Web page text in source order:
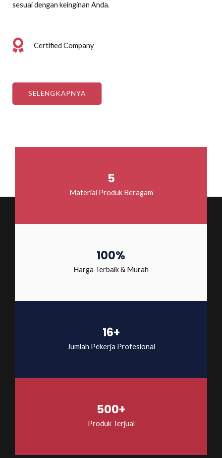
sesuai dengan keinginan Anda.
Certified Company
SELENGKAPNYA
5
Material Produk Beragam
100%
Harga Terbaik & Murah
16+
Jumlah Pekerja Profesional
500+
Produk Terjual